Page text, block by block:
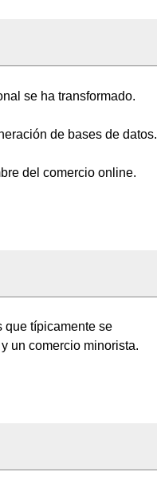
se ha transformado.
de bases de datos.
del comercio online.
que típicamente se
un comercio minorista.